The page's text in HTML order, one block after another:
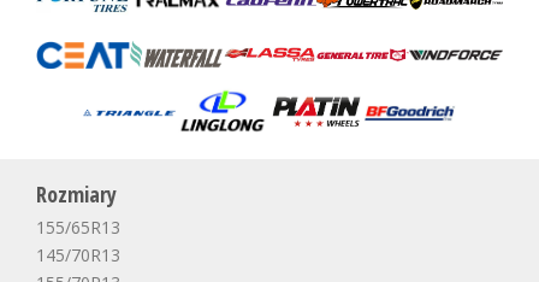
Rozmiary
155/65R13
145/70R13